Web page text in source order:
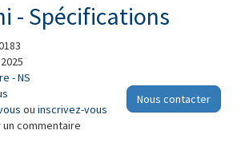
- Spécifications
2025
- NS
Nous contacter
à propos de Riz enrichi - Spécifications
ou inscrivez-vous
commentaire